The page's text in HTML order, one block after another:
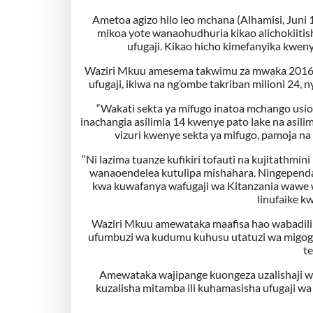
Ametoa agizo hilo leo mchana (Alhamisi,
mikoa yote wanaohudhuria kikao
ufugaji. Kikao hicho kimefanyika
Waziri Mkuu amesema takwimu za mwaka
ufugaji, ikiwa na ng’ombe takriban milioni 24,
“Wakati sekta ya mifugo inatoa mchango
inachangia asilimia 14 kwenye pato lake na
vizuri kwenye sekta ya mifugo, pamoja
“Ni lazima tuanze kufikiri tofauti na
wanaoendelea kutulipa mishahara.
kwa kuwafanya wafugaji wa Kitanzania
linufaike
Waziri Mkuu amewataka maafisa hao
ufumbuzi wa kudumu kuhusu utatuzi wa
Amewataka wajipange kuongeza uzalishaji
kuzalisha mitamba ili kuhamasisha ufugaji